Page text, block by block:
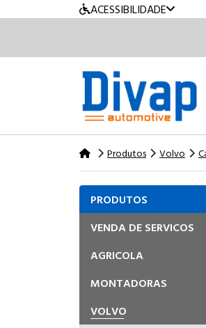
ACESSIBILIDADE
Produtos Volvo
PRODUTOS
VENDA DE SERVICOS
AGRICOLA
MONTADORAS
VOLVO